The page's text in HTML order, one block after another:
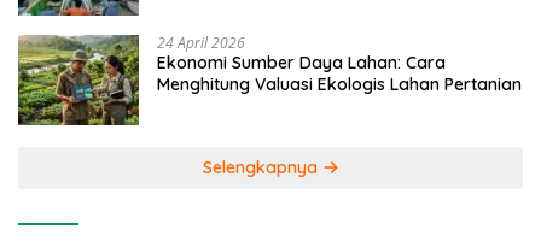
24 April 2026
Ekonomi Sumber Daya Lahan: Cara
Menghitung Valuasi Ekologis Lahan Pertanian
Selengkapnya